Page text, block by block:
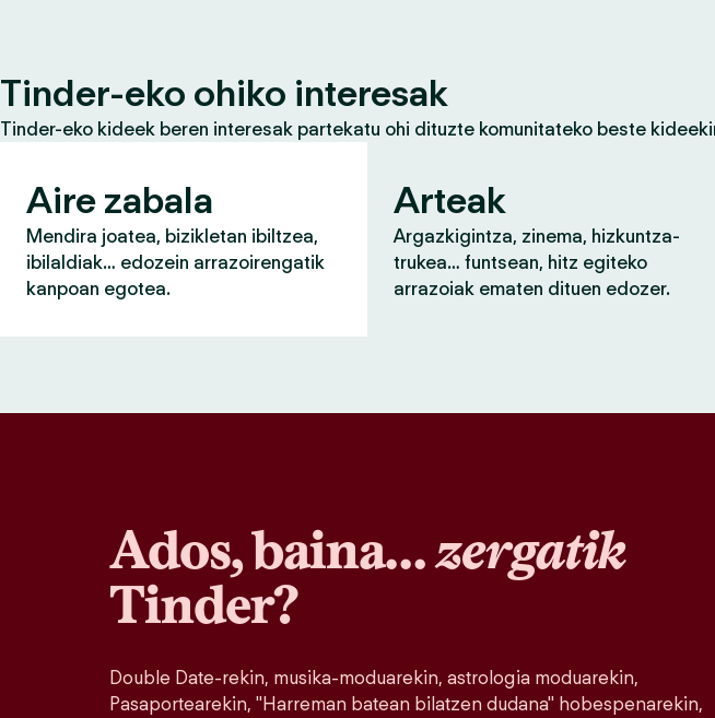
Tinder-eko ohiko interesak
Tinder-eko kideek beren interesak partekatu ohi dituzte komunitateko beste
Aire zabala
Mendira joatea, bizikletan ibiltzea,
ibilaldiak… edozein arrazoirengatik
kanpoan egotea.
Arteak
Argazkigintza, zinema, hizkuntza-
trukea… funtsean, hitz egiteko
arrazoiak ematen dituen edozer.
Ados, baina…zergatik
Tinder?
Double Date-rekin, musika-moduarekin, astrologia moduarekin,
Pasaportearekin, "Harreman batean bilatzen dudana" hobespenarekin,